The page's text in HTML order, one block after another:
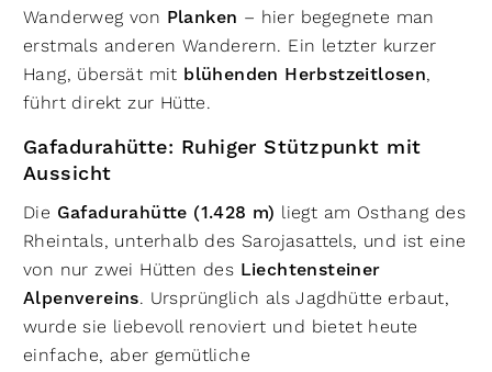
Wanderweg von Planken – hier begegnete man
erstmals anderen Wanderern. Ein letzter kurzer
Hang, übersät mit blühenden Herbstzeitlosen,
führt direkt zur Hütte.
Gafadurahütte: Ruhiger Stützpunkt mit
Aussicht
Die Gafadurahütte (1.428 m) liegt am Osthang des
Rheintals, unterhalb des Sarojasattels, und ist eine
von nur zwei Hütten des Liechtensteiner
Alpenvereins. Ursprünglich als Jagdhütte erbaut,
wurde sie liebevoll renoviert und bietet heute
einfache, aber gemütliche